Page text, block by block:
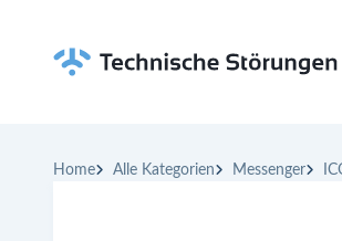
Home Alle Kategorien Messenger